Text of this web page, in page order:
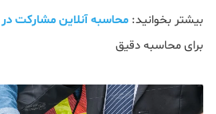
بیشتر بخوانید: محاسبه آنلاین مشارکت
برای محاسبه دقیق